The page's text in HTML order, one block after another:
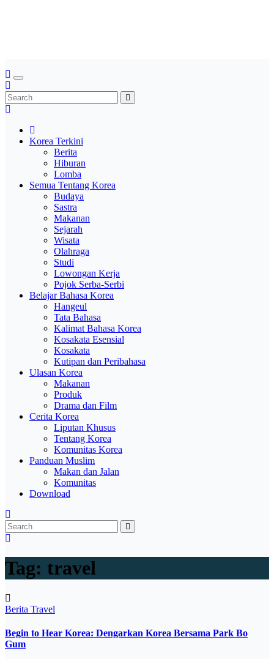
Korea Terkini
Berita
Hiburan
Lomba
Semua Tentang Korea
Budaya
Sastra
Makanan
Sejarah
Wisata
Olahraga
Studi
Lowongan Kerja
Pojok Serba-Serbi
Belajar Bahasa Korea
Hangeul
Tata Bahasa
Kalimat Bahasa Korea
Kosakata Esensial
Kosakata
Kutipan dan Peribahasa
Ulasan Korea
Makanan
Produk
Drama dan Film
Cerita Korea
Liputan Khusus
Tentang Korea
Komunitas Korea
Panduan Muslim
Makan dan Jalan
Komunitas
Download
Tag: travel
Berita Travel
Begin to Hear Korea: Dengarkan Korea Bersama Park Bo
Gum